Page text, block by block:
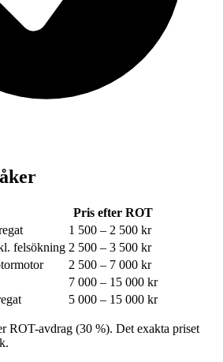
Pris efter ROT
1 500 – 2 500 kr
felsökning 2 500 – 3 500 kr
2 500 – 7 000 kr
7 000 – 15 000 kr
5 000 – 15 000 kr
ROT-avdrag (30 %). Det exakta priset